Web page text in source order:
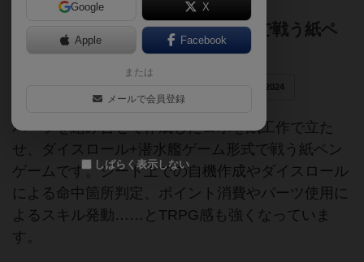
立つ！壊れる！立体的なロボットで戦う紙ペ
ン！
コンプリボドゲコンペ2024
パーツを組み合せて作成したロボを紙工作で立た
せ、ダイスロール+潜水艦ゲーム形式で戦う紙ペン
ゲームです。シート上での自機作成やダイスロール
による命中箇所判定、ポイント消費やパーツ使用に
よるスキル発動……とTRPG感も強くなっていま
す。
Google X
Apple Facebook
または
メールで会員登録
しばらく表示しない